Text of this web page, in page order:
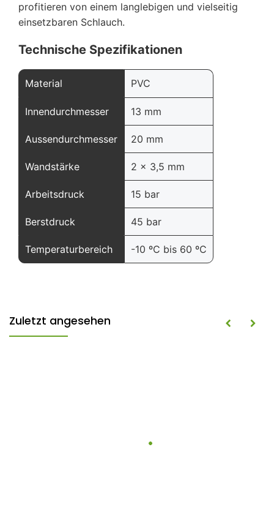
profitieren von einem langlebigen und vielseitig
einsetzbaren Schlauch.
Technische Spezifikationen
Material PVC
Innendurchmesser 13 mm
Aussendurchmesser 20 mm
Wandstärke 2 x 3,5 mm
Arbeitsdruck 15 bar
Berstdruck 45 bar
Temperaturbereich -10 ºC bis 60 ºC
Zuletzt angesehen